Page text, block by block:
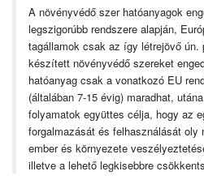
A növényvédő szer hatóanyagok
legszigorúbb rendszere alapján,
tagállamok csak az így létrejövő ún.
készített növényvédő szereket
hatóanyag csak a vonatkozó EU
(általában 7-15 évig) maradhat,
folyamatok együttes célja, hogy az
forgalmazását és felhasználását
ember és környezete
illetve a lehető legkisebbre